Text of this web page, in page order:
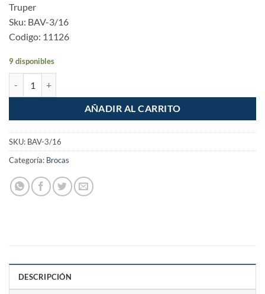
Truper
Sku: BAV-3/16
Codigo: 11126
9 disponibles
AÑADIR AL CARRITO
SKU: BAV-3/16
Categoría: Brocas
DESCRIPCIÓN